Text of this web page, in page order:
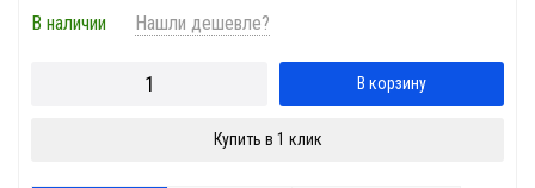
В наличии Нашли дешевле?
В корзину
Купить в 1 клик